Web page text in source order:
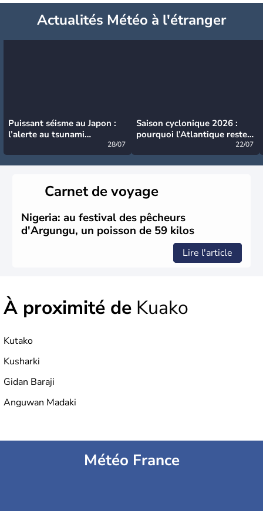
Actualités Météo à l'étranger
Puissant séisme au Japon :
l’alerte au tsunami
28/07
Saison cyclonique 2026 :
pourquoi l’Atlantique reste
22/07
Carnet de voyage
Nigeria: au festival des pêcheurs
d'Argungu, un poisson de 59 kilos
Lire l'article
À proximité de Kuako
Kutako
Kusharki
Gidan Baraji
Anguwan Madaki
Météo France